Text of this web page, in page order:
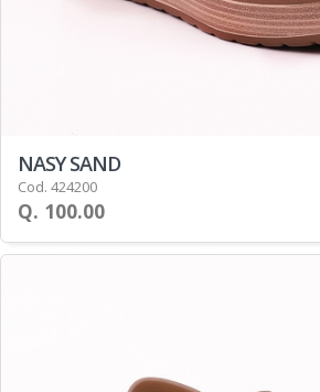
NASY SAND
Cod. 424200
Q. 100.00